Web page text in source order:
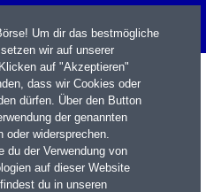
Um dir das bestmögliche
wir auf unserer
auf "Akzeptieren"
dass wir Cookies oder
dürfen. Über den Button
der genannten
oder widersprechen.
du der Verwendung von
auf dieser Website
du in unseren